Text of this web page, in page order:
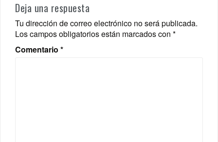
Deja una respuesta
Tu dirección de correo electrónico no será publicada.
Los campos obligatorios están marcados con *
Comentario *